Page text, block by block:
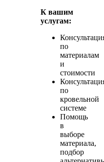
К вашим
услугам:
по
материалам
и
стоимости
по
кровельной
системе
Помощь
в
выборе
материала,
подбор